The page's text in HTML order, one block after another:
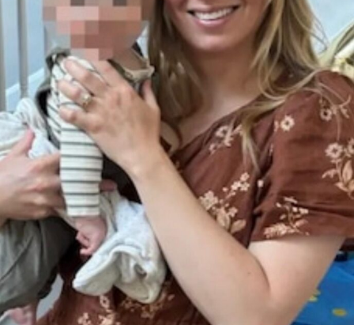
de igual a igual, de “tú a tú” como se dice. Ni se muestra ni
se cree superior a sus seguidores. Para ello, se apoya en
los nuevos canales de comunicación emergentes.
No hayred socialque no domine. Busca constantemente
la viralidad y se expone ante la audiencia tal y como es. La
sencillez, autenticidad y humildad destaca frente a la
prepotencia, superioridad y arrogancia de otros artistas
mundiales.
TEMAS RELACIONADOS: AHORA AQUÍ
CAMILO
CELEBREN
COLOMBIA DISFRAZARSE NADA
PERSONA
REFLEXIÓN
VIDA
VER SIGUIENTE
Taylor Swift festeja los 33 años en el mejor momento de
su carrera